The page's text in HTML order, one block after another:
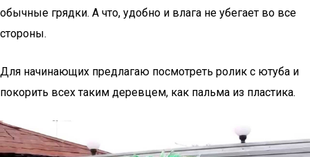
обычные грядки. А что, удобно и влага не убегает во все
стороны.
Для начинающих предлагаю посмотреть ролик с ютуба и
покорить всех таким деревцем, как пальма из пластика.